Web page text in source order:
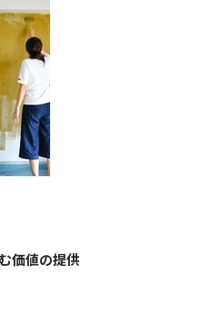
価値の提供